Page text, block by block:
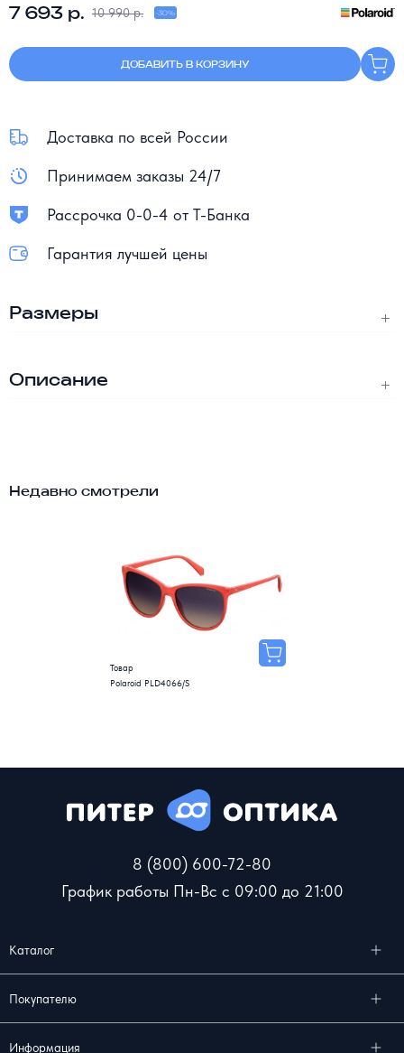
7 693 р. 10 990 р. -30%
ДОБАВИТЬ В КОРЗИНУ
Доставка по всей России
Принимаем заказы 24/7
Рассрочка 0-0-4 от Т-Банка
Гарантия лучшей цены
Размеры
Описание
Недавно смотрели
Товар
Polaroid PLD4066/S
8 (800) 600-72-80
График работы Пн-Вс с 09:00 до 21:00
Каталог
Покупателю
Информация